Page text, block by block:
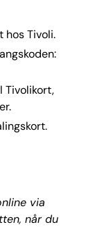
Tivoli.
Tivolikort,
via
når du